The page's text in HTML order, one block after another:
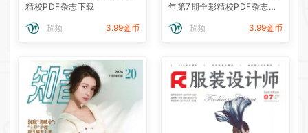
精校PDF杂志下载
超频 3.99金币
年第7期全彩精校PDF杂志下
超频
3.99金币